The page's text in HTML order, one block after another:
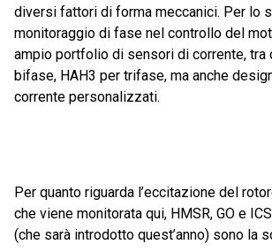
diversi fattori di forma meccanici. Per lo
monitoraggio di fase nel controllo del
ampio portfolio di sensori di corrente, tra
bifase, HAH3 per trifase, ma anche
corrente personalizzati.
Per quanto riguarda l’eccitazione del
che viene monitorata qui, HMSR, GO e
(che sarà introdotto quest’anno) sono la